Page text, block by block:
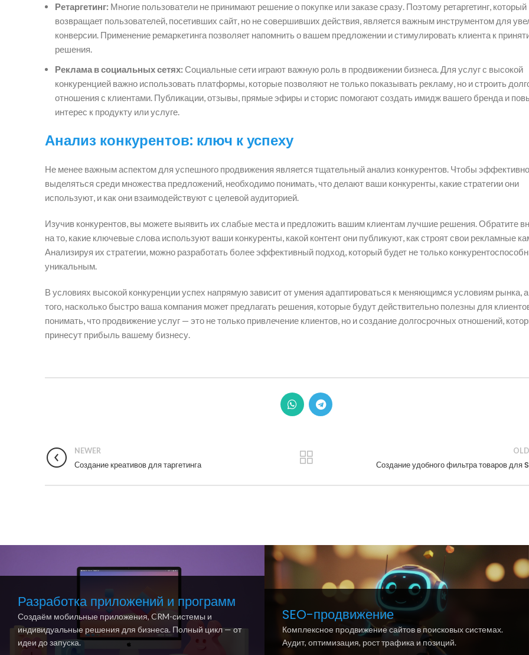
Ретаргетинг: Многие пользователи не принимают решение о покупке или заказе сразу. Поэтому ретаргетинг, который
возвращает пользователей, посетивших сайт, но не совершивших действия, является важным инструментом для
конверсии. Применение ремаркетинга позволяет напомнить о вашем предложении и стимулировать клиента к
решения.
Реклама в социальных сетях: Социальные сети играют важную роль в продвижении бизнеса. Для услуг с высокой
конкуренцией важно использовать платформы, которые позволяют не только показывать рекламу, но и строить
отношения с клиентами. Публикации, отзывы, прямые эфиры и сторис помогают создать имидж вашего бренда и
интерес к продукту или услуге.
Анализ конкурентов: ключ к успеху
Не менее важным аспектом для успешного продвижения является тщательный анализ конкурентов. Чтобы эффективно
выделяться среди множества предложений, необходимо понимать, что делают ваши конкуренты, какие стратегии они
используют, и как они взаимодействуют с целевой аудиторией.
Изучив конкурентов, вы можете выявить их слабые места и предложить вашим клиентам лучшие решения. Обратите
на то, какие ключевые слова используют ваши конкуренты, какой контент они публикуют, как строят свои рекламные
Анализируя их стратегии, можно разработать более эффективный подход, который будет не только
уникальным.
В условиях высокой конкуренции успех напрямую зависит от умения адаптироваться к меняющимся условиям рынка, а
того, насколько быстро ваша компания может предлагать решения, которые будут действительно полезны для
понимать, что продвижение услуг — это не только привлечение клиентов, но и создание долгосрочных отношений,
принесут прибыль вашему бизнесу.
NEWER
Создание креативов для таргетинга Создание удобного фильтра товаров для
Разработка приложений и программ
Создаём мобильные приложения, CRM-системы и
индивидуальные решения для бизнеса. Полный цикл — от
идеи до запуска.
SEO-продвижение
Комплексное продвижение сайтов в поисковых системах.
Аудит, оптимизация, рост трафика и позиций.